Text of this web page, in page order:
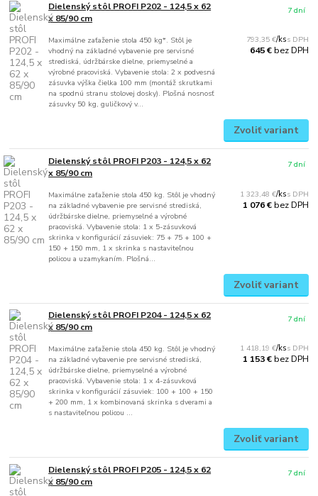
Dielenský stôl PROFI P202 - 124,5 x 62
x 85/90 cm
Maximálne zaťaženie stola 450 kg*. Stôl je
vhodný na základné vybavenie pre servisné
strediská, údržbárske dielne, priemyselné a
výrobné pracoviská. Vybavenie stola: 2 x podvesná
zásuvka výška čielka 100 mm (montáž skrutkami
na spodnú stranu stolovej dosky). Plošná nosnosť
zásuvky 50 kg, guličkový v...
793,35 €/ks
645 €bez DPH
7 dní
Zvoliť variant
Dielenský stôl PROFI P203 - 124,5 x 62
x 85/90 cm
Maximálne zaťaženie stola 450 kg. Stôl je vhodný
na základné vybavenie pre servisné strediská,
údržbárske dielne, priemyselné a výrobné
pracoviská. Vybavenie stola: 1 x 5-zásuvková
skrinka v konfigurácií zásuviek: 75 + 75 + 100 +
150 + 150 mm, 1 x skrinka s nastaviteľnou
policou a uzamykaním. Plošná...
1 323,48 €/ks
1 076 €bez DPH
7 dní
Zvoliť variant
Dielenský stôl PROFI P204 - 124,5 x 62
x 85/90 cm
Maximálne zaťaženie stola 450 kg. Stôl je vhodný
na základné vybavenie pre servisné strediská,
údržbárske dielne, priemyselné a výrobné
pracoviská. Vybavenie stola: 1 x 4-zásuvková
skrinka v konfigurácií zásuviek: 100 + 100 + 150
+ 200 mm, 1 x kombinovaná skrinka s dverami a
s nastaviteľnou policou ...
1 418,19 €/ks
1 153 €bez DPH
7 dní
Zvoliť variant
Dielenský stôl PROFI P205 - 124,5 x 62
x 85/90 cm
7 dní